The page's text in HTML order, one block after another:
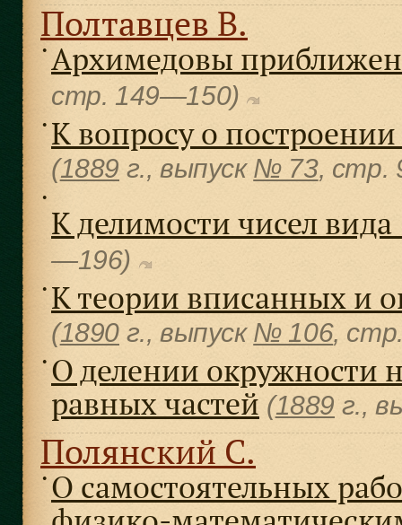
Полтавцев В.
● Архимедовы
cтр. 149—150)
● К вопросу о
(1889 г., выпуск № 73, cтр.
●
К делимости чисел вида
—196)
● К теории вписанных и
(1890 г., выпуск № 106,
● О делении окружности
равных частей (1889 г.,
Полянский С.
● О самостоятельных